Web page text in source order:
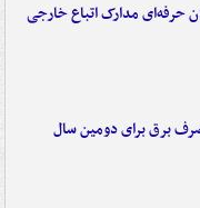
حرفه‌ای مدارک اتباع خارجی
مصرف برق برای دومین سال